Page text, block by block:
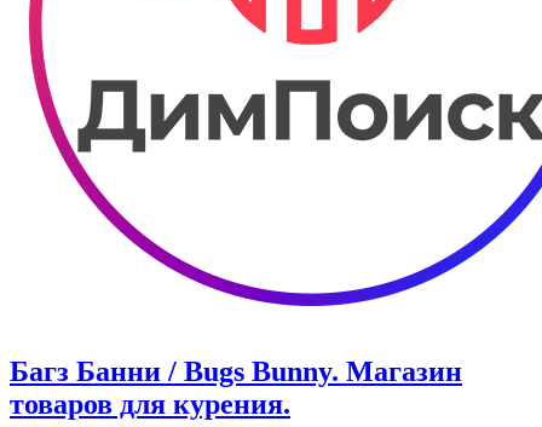
Багз Банни / Bugs Bunny. Магазин
товаров для курения.